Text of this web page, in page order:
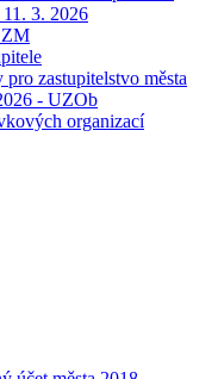
11. 3. 2026
ZM
pro zastupitelstvo města
- UZOb
organizací